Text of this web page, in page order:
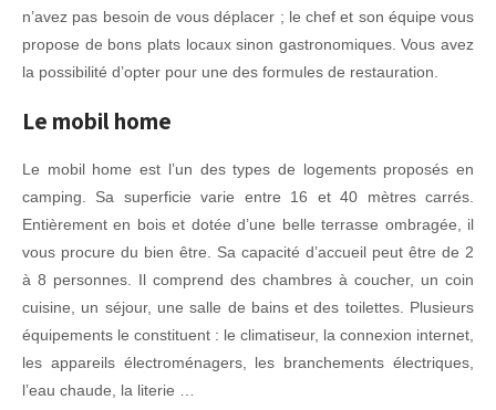
n’avez pas besoin de vous déplacer ; le chef et son équipe vous
propose de bons plats locaux sinon gastronomiques. Vous avez
la possibilité d’opter pour une des formules de restauration.
Le mobil home
Le mobil home est l’un des types de logements proposés en
camping. Sa superficie varie entre 16 et 40 mètres carrés.
Entièrement en bois et dotée d’une belle terrasse ombragée, il
vous procure du bien être. Sa capacité d’accueil peut être de 2
à 8 personnes. Il comprend des chambres à coucher, un coin
cuisine, un séjour, une salle de bains et des toilettes. Plusieurs
équipements le constituent : le climatiseur, la connexion internet,
les appareils électroménagers, les branchements électriques,
l’eau chaude, la literie …